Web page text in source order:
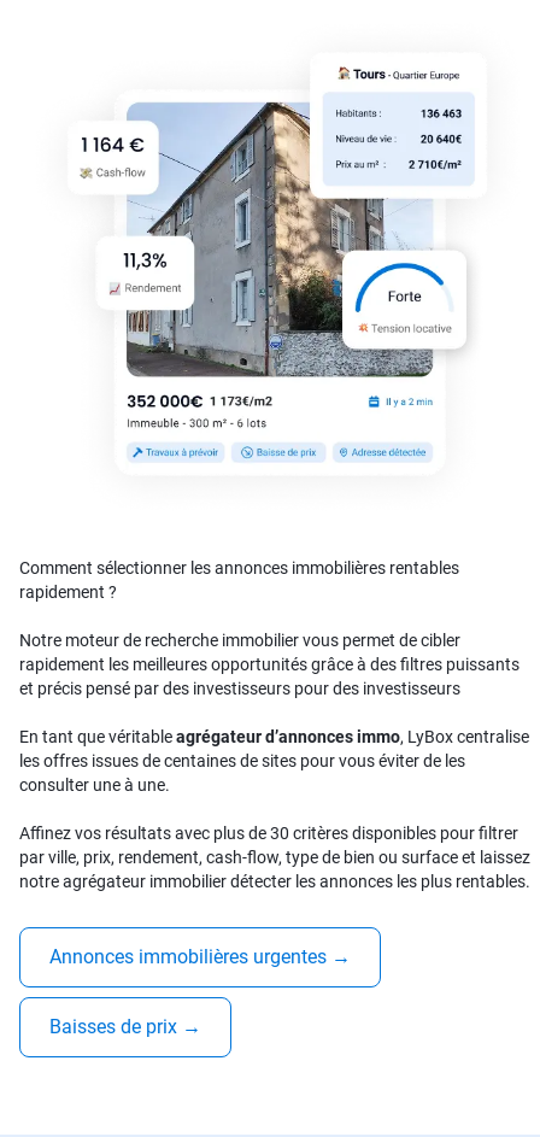
Comment sélectionner les annonces immobilières rentables
rapidement ?
Notre moteur de recherche immobilier vous permet de cibler
rapidement les meilleures opportunités grâce à des filtres puissants
et précis pensé par des investisseurs pour des investisseurs
En tant que véritableagrégateur d’annonces immo, LyBox centralise
les offres issues de centaines de sites pour vous éviter de les
consulter une à une.
Affinez vos résultats avec plus de 30 critères disponibles pour filtrer
par ville, prix, rendement, cash-flow, type de bien ou surface et laissez
notre agrégateur immobilier détecter les annonces les plus rentables.
Annonces immobilières urgentes →
Baisses de prix →